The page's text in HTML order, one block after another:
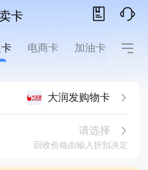
卡
电商卡 加油卡 影音
大润发购物卡
请选择
回收价格由输入折扣决定